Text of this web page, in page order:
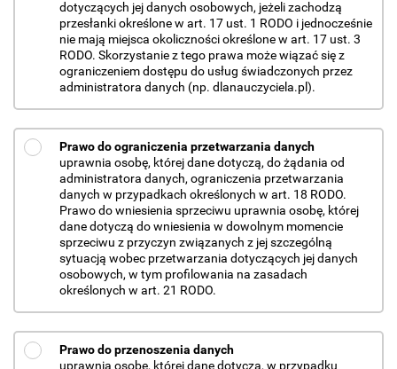
dotyczących jej danych osobowych, jeżeli zachodzą
przesłanki określone w art. 17 ust. 1 RODO i jednocześnie
nie mają miejsca okoliczności określone w art. 17 ust. 3
RODO. Skorzystanie z tego prawa może wiązać się z
ograniczeniem dostępu do usług świadczonych przez
administratora danych (np. dlanauczyciela.pl).
Prawo do ograniczenia przetwarzania danych
uprawnia osobę, której dane dotyczą, do żądania od
administratora danych, ograniczenia przetwarzania
danych w przypadkach określonych w art. 18 RODO.
Prawo do wniesienia sprzeciwu uprawnia osobę, której
dane dotyczą do wniesienia w dowolnym momencie
sprzeciwu z przyczyn związanych z jej szczególną
sytuacją wobec przetwarzania dotyczących jej danych
osobowych, w tym profilowania na zasadach
określonych w art. 21 RODO.
Prawo do przenoszenia danych
uprawnia osobę, której dane dotyczą, w przypadku